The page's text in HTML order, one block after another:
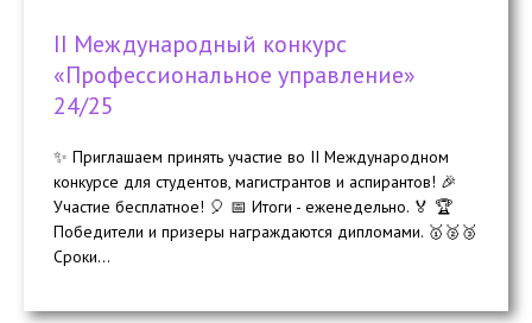
II Международный конкурс
«Профессиональное управление»
24/25
✨ Приглашаем принять участие во II Международном
конкурсе для студентов, магистрантов и аспирантов! 🎉
Участие бесплатное! 🎈 📅 Итоги - еженедельно. 🏅 🏆
Победители и призеры награждаются дипломами. 🥇🥈🥉
Сроки...